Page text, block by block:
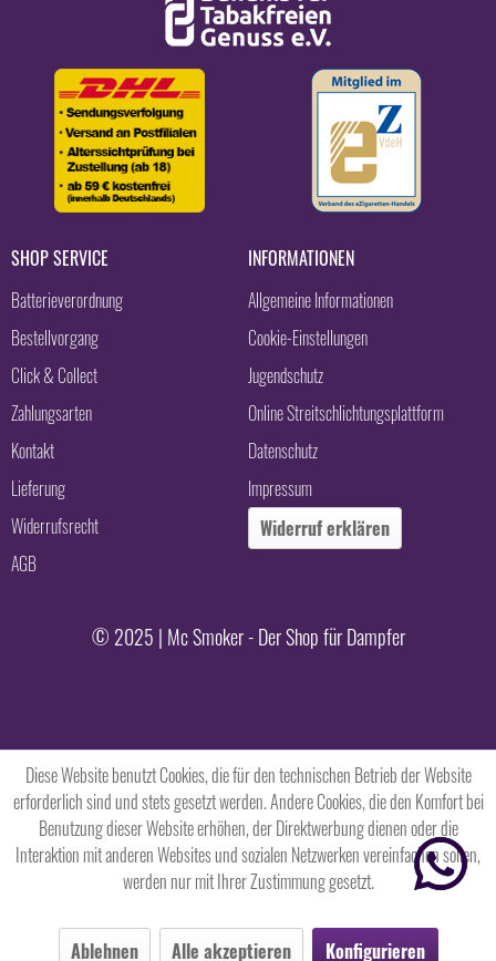
SHOP SERVICE
Batterieverordnung
Bestellvorgang
Click & Collect
Zahlungsarten
Kontakt
Lieferung
Widerrufsrecht
AGB
INFORMATIONEN
Allgemeine Informationen
Cookie-Einstellungen
Jugendschutz
Online Streitschlichtungsplattform
Datenschutz
Impressum
Widerruf erklären
© 2025 | Mc Smoker - Der Shop für Dampfer
Diese Website benutzt Cookies, die für den technischen Betrieb der Website
erforderlich sind und stets gesetzt werden. Andere Cookies, die den Komfort bei
Benutzung dieser Website erhöhen, der Direktwerbung dienen oder die
Interaktion mit anderen Websites und sozialen Netzwerken vereinfachen sollen,
werden nur mit Ihrer Zustimmung gesetzt.
Ablehnen Alle akzeptieren Konfigurieren